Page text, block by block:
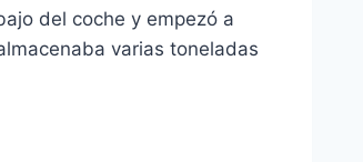
del coche y empezó a
varias toneladas